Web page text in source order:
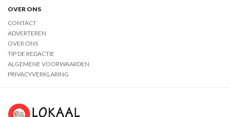
OVER ONS
CONTACT
ADVERTEREN
OVER ONS
TIP DE REDACTIE
ALGEMENE VOORWAARDEN
PRIVACYVERKLARING